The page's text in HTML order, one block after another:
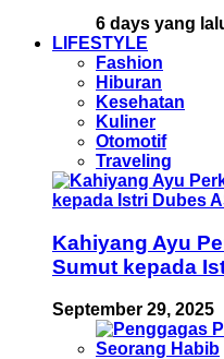
6 days yang
LIFESTYLE
Fashion
Hiburan
Kesehatan
Kuliner
Otomotif
Traveling
Kahiyang Ayu
Sumut kepada
September 29, 2025